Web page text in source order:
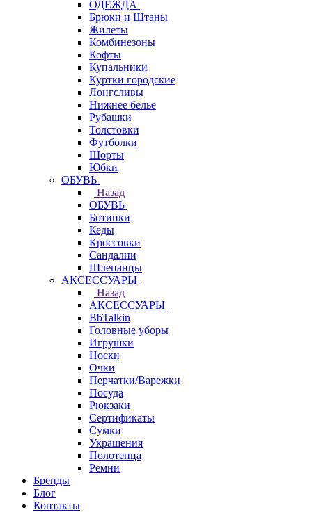
ОДЕЖДА
Брюки и Штаны
Жилеты
Комбинезоны
Кофты
Купальники
Куртки городские
Лонгсливы
Нижнее белье
Рубашки
Толстовки
Футболки
Шорты
Юбки
ОБУВЬ
Назад
ОБУВЬ
Ботинки
Кеды
Кроссовки
Сандалии
Шлепанцы
АКСЕССУАРЫ
Назад
АКСЕССУАРЫ
BbTalkin
Головные уборы
Игрушки
Носки
Очки
Перчатки/Варежки
Посуда
Рюкзаки
Сертификаты
Сумки
Украшения
Полотенца
Ремни
Бренды
Блог
Контакты